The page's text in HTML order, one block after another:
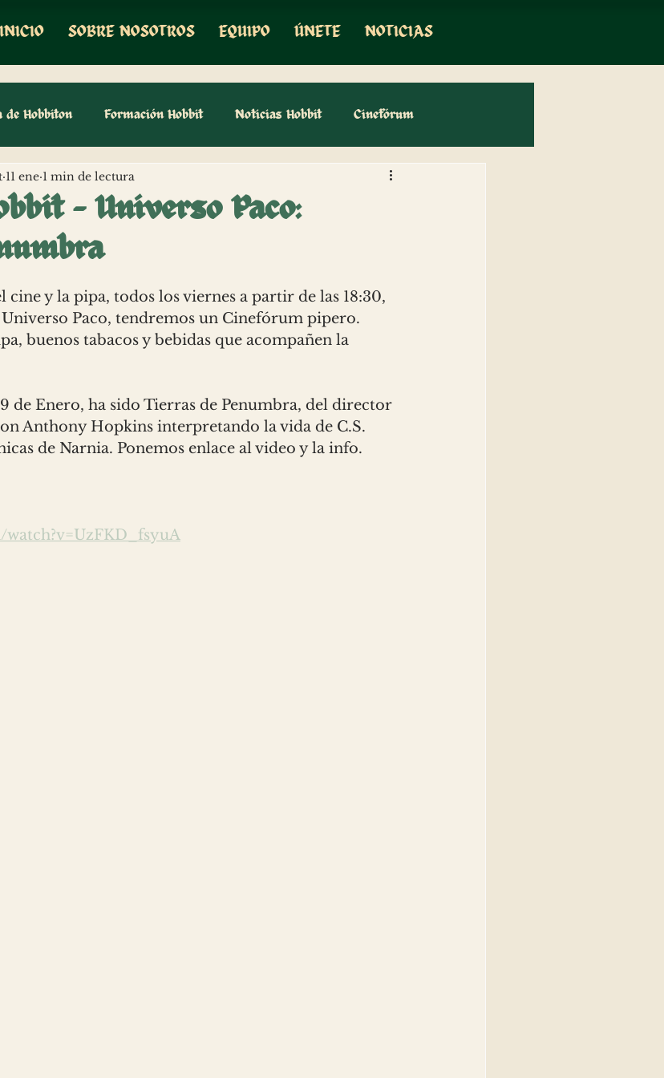
INICIO SOBRE NOSOTROS EQUIPO ÚNETE NOTICIAS
de Hobbiton Formación Hobbit Noticias Hobbit Cinefórum
- Universo Paco:
11 ene 1 min de lectura
cine y la pipa, todos los viernes a partir de las 18:30,
Paco, tendremos un Cinefórum pipero.
buenos tabacos y bebidas que acompañen la
de Enero, ha sido Tierras de Penumbra, del director
Anthony Hopkins interpretando la vida de C.S.
de Narnia. Ponemos enlace al video y la info.